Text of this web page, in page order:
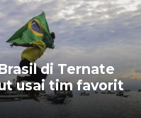
di Ternate
usai tim favorit